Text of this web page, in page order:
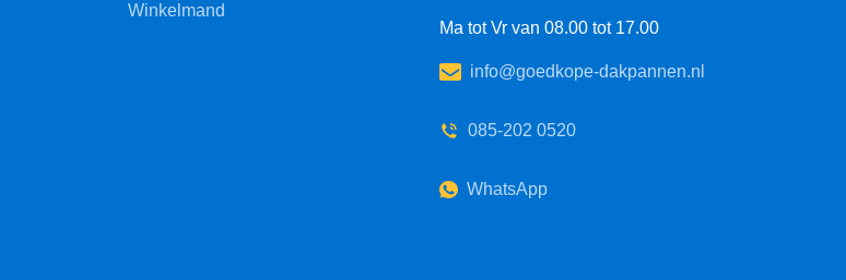
Winkelmand
Ma tot Vr van 08.00 tot 17.00
info@goedkope-dakpannen.nl
085-202 0520
WhatsApp